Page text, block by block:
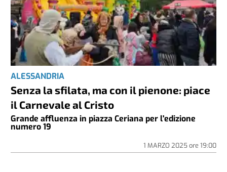
ALESSANDRIA
Senza la sfilata, ma con il pienone: piace
il Carnevale al Cristo
Grande affluenza in piazza Ceriana per l'edizione
numero 19
1 MARZO 2025ore 19:00